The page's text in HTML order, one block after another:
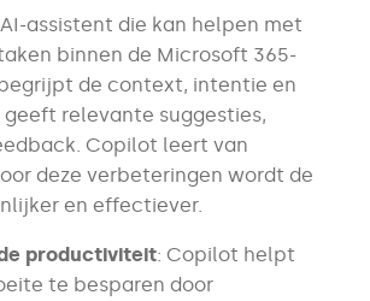
assistent die kan helpen met
binnen de Microsoft 365-
de context, intentie en
relevante suggesties,
Copilot leert van
deze verbeteringen wordt de
en effectiever.
productiviteit: Copilot helpt
te besparen door